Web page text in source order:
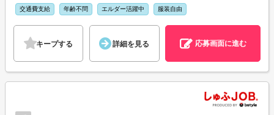
交通費支給 年齢不問 エルダー活躍中 服装自由
キープする 詳細を見る 応募画面に進む